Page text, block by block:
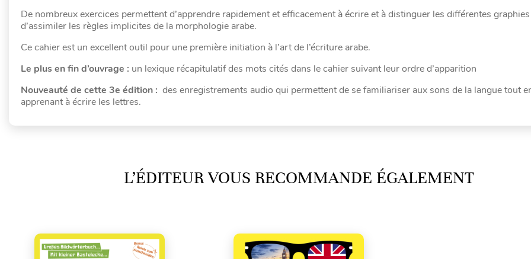
De nombreux exercices permettent d’apprendre rapidement et efficacement à écrire et à distinguer les différentes
d’assimiler les règles implicites de la morphologie arabe.
Ce cahier est un excellent outil pour une première initiation à l’art de l’écriture arabe.
Le plus en fin d’ouvrage : un lexique récapitulatif des mots cités dans le cahier suivant leur ordre d’apparition
Nouveauté de cette 3e édition : des enregistrements audio qui permettent de se familiariser aux sons de la langue tout
apprenant à écrire les lettres.
L’ÉDITEUR VOUS RECOMMANDE ÉGALEMENT